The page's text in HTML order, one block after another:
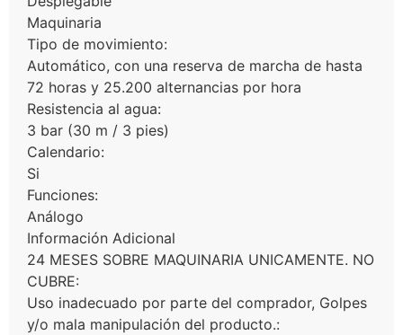
Maquinaria
Tipo de movimiento:
Automático, con una reserva de marcha de hasta
72 horas y 25.200 alternancias por hora
Resistencia al agua:
3 bar (30 m / 3 pies)
Calendario:
Si
Funciones:
Análogo
Información Adicional
24 MESES SOBRE MAQUINARIA UNICAMENTE. NO
CUBRE:
Uso inadecuado por parte del comprador, Golpes
y/o mala manipulación del producto.: